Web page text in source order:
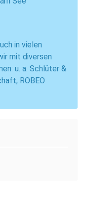
in vielen
mit diversen
u. a. Schlüter &
ROBEO